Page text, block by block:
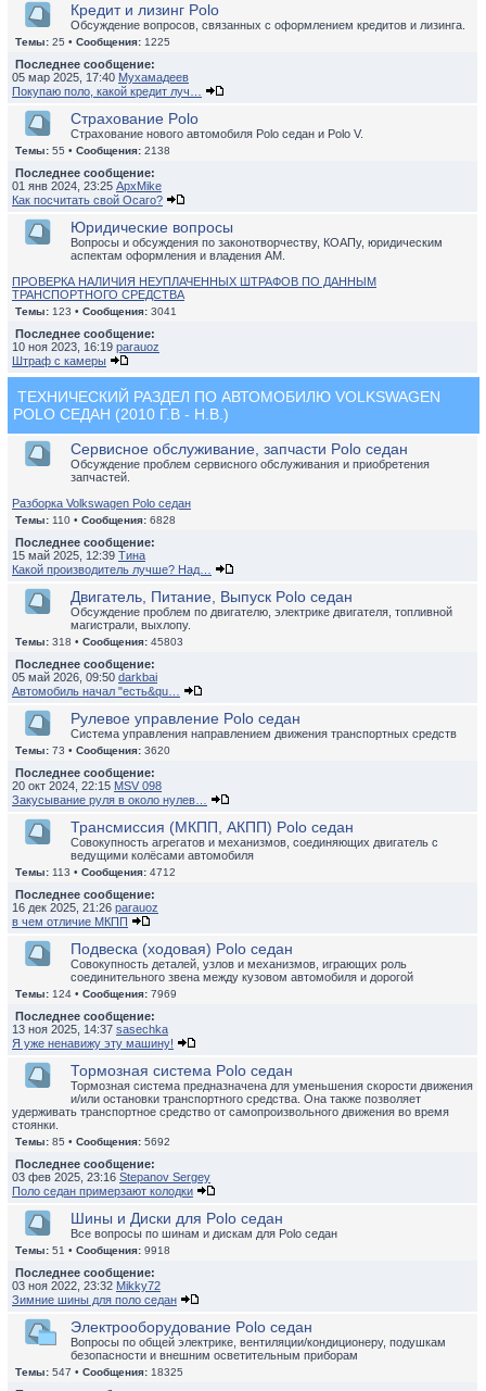
Кредит и лизинг Polo
Обсуждение вопросов, связанных с оформлением кредитов и лизинга.
Темы: 25 • Сообщения: 1225
Последнее сообщение:
05 мар 2025, 17:40 Мухамадеев
Покупаю поло, какой кредит луч…
Страхование Polo
Страхование нового автомобиля Polo седан и Polo V.
Темы: 55 • Сообщения: 2138
Последнее сообщение:
01 янв 2024, 23:25 ApxMike
Как посчитать свой Осаго?
Юридические вопросы
Вопросы и обсуждения по законотворчеству, КОАПу, юридическим
аспектам оформления и владения АМ.
ПРОВЕРКА НАЛИЧИЯ НЕУПЛАЧЕННЫХ ШТРАФОВ ПО ДАННЫМ
ТРАНСПОРТНОГО СРЕДСТВА
Темы: 123 • Сообщения: 3041
Последнее сообщение:
10 ноя 2023, 16:19 parauoz
Штраф с камеры
ТЕХНИЧЕСКИЙ РАЗДЕЛ ПО АВТОМОБИЛЮ VOLKSWAGEN
POLO СЕДАН (2010 Г.В - Н.В.)
Сервисное обслуживание, запчасти Polo седан
Обсуждение проблем сервисного обслуживания и приобретения
запчастей.
Разборка Volkswagen Polo седан
Темы: 110 • Сообщения: 6828
Последнее сообщение:
15 май 2025, 12:39 Тина
Какой производитель лучше? Над…
Двигатель, Питание, Выпуск Polo седан
Обсуждение проблем по двигателю, электрике двигателя, топливной
магистрали, выхлопу.
Темы: 318 • Сообщения: 45803
Последнее сообщение:
05 май 2026, 09:50 darkbai
Автомобиль начал "есть&qu…
Рулевое управление Polo седан
Система управления направлением движения транспортных средств
Темы: 73 • Сообщения: 3620
Последнее сообщение:
20 окт 2024, 22:15 MSV 098
Закусывание руля в около нулев…
Трансмиссия (МКПП, АКПП) Polo седан
Совокупность агрегатов и механизмов, соединяющих двигатель с
ведущими колёсами автомобиля
Темы: 113 • Сообщения: 4712
Последнее сообщение:
16 дек 2025, 21:26 parauoz
в чем отличие МКПП
Подвеска (ходовая) Polo седан
Совокупность деталей, узлов и механизмов, играющих роль
соединительного звена между кузовом автомобиля и дорогой
Темы: 124 • Сообщения: 7969
Последнее сообщение:
13 ноя 2025, 14:37 sasechka
Я уже ненавижу эту машину!
Тормозная система Polo седан
Тормозная система предназначена для уменьшения скорости движения
и/или остановки транспортного средства. Она также позволяет
удерживать транспортное средство от самопроизвольного движения во время
стоянки.
Темы: 85 • Сообщения: 5692
Последнее сообщение:
03 фев 2025, 23:16 Stepanov Sergey
Поло седан примерзают колодки
Шины и Диски для Polo седан
Все вопросы по шинам и дискам для Polo седан
Темы: 51 • Сообщения: 9918
Последнее сообщение:
03 ноя 2022, 23:32 Mikky72
Зимние шины для поло седан
Электрооборудование Polo седан
Вопросы по общей электрике, вентиляции/кондиционеру, подушкам
безопасности и внешним осветительным приборам
Темы: 547 • Сообщения: 18325